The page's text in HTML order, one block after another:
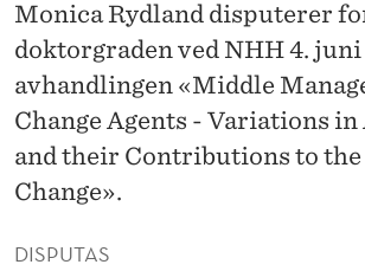
N
S
O
M
DISPUTAS
Monica Rydland disputerer
doktorgraden ved NHH 4. juni
avhandlingen «Middle
Change Agents - Variations
and their Contributions to the
Change».